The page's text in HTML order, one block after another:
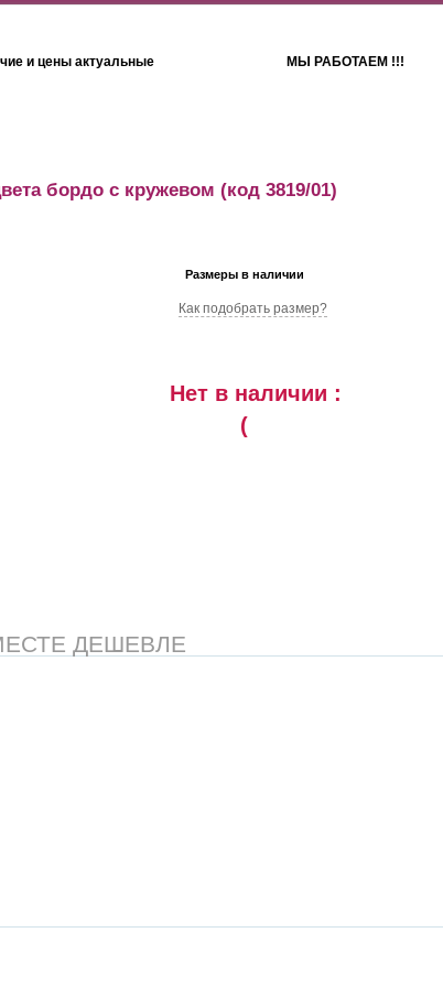
и цены актуальные МЫ РАБОТАЕМ !!!
бордо с кружевом (код 3819/01)
Размеры в наличии
Как подобрать размер?
Нет в наличии :
(
ДЕШЕВЛЕ